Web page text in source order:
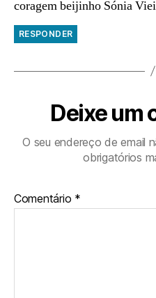
coragem beijinho Sónia
RESPONDER
Deixe um
O seu endereço de email
obrigatórios
Comentário *